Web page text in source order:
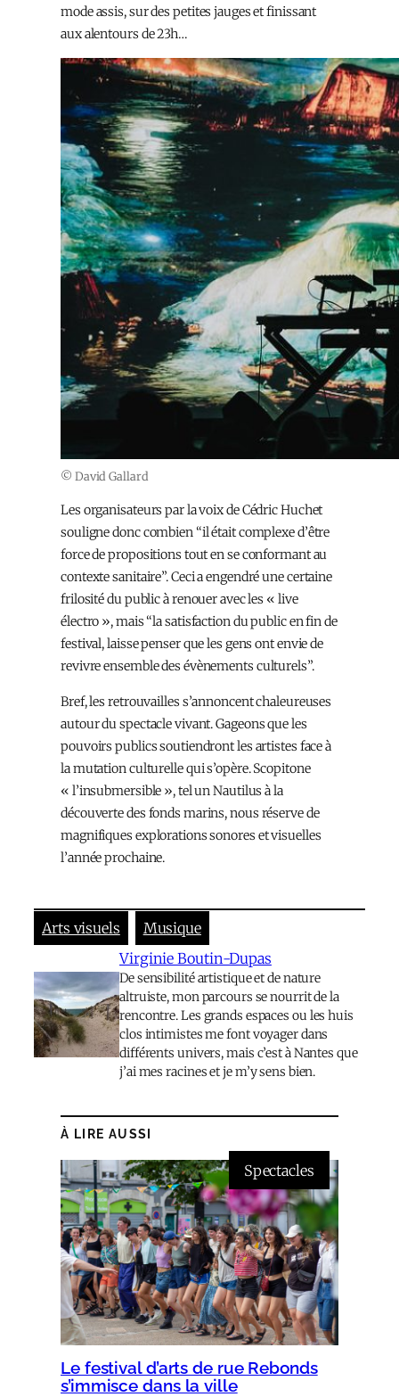
mode assis, sur des petites jauges et finissant
aux alentours de 23h…
© David Gallard
Les organisateurs par la voix de Cédric Huchet
souligne donc combien “il était complexe d’être
force de propositions tout en se conformant au
contexte sanitaire”. Ceci a engendré une certaine
frilosité du public à renouer avec les « live
électro », mais “la satisfaction du public en fin de
festival, laisse penser que les gens ont envie de
revivre ensemble des évènements culturels”.
Bref, les retrouvailles s’annoncent chaleureuses
autour du spectacle vivant. Gageons que les
pouvoirs publics soutiendront les artistes face à
la mutation culturelle qui s’opère. Scopitone
« l’insubmersible », tel un Nautilus à la
découverte des fonds marins, nous réserve de
magnifiques explorations sonores et visuelles
l’année prochaine.
Arts visuels
Musique
Virginie Boutin-Dupas
De sensibilité artistique et de nature
altruiste, mon parcours se nourrit de la
rencontre. Les grands espaces ou les huis
clos intimistes me font voyager dans
différents univers, mais c’est à Nantes que
j’ai mes racines et je m’y sens bien.
À LIRE AUSSI
Spectacles
Le festival d’arts de rue Rebonds
s’immisce dans la ville